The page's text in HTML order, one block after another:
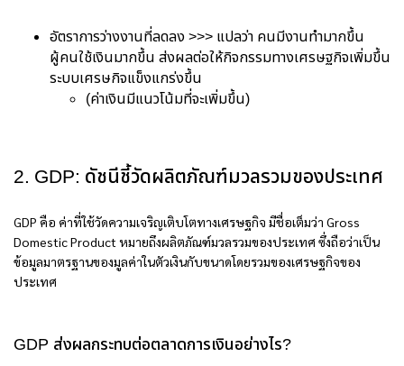
อัตราการว่างงานที่ลดลง >>> แปลว่า คนมีงานทำมากขึ้น
ผู้คนใช้เงินมากขึ้น ส่งผลต่อให้กิจกรรมทางเศรษฐกิจเพิ่มขึ้น
ระบบเศรษกิจแข็งแกร่งขึ้น
(ค่าเงินมีแนวโน้มที่จะเพิ่มขึ้น)
2. GDP: ดัชนีชี้วัดผลิตภัณฑ์มวลรวมของประเทศ
GDP คือ ค่าที่ใช้วัดความเจริญเติบโตทางเศรษฐกิจ มีชื่อเต็มว่า Gross
Domestic Product หมายถึงผลิตภัณฑ์มวลรวมของประเทศ ซึ่งถือว่าเป็น
ข้อมูลมาตรฐานของมูลค่าในตัวเงินกับขนาดโดยรวมของเศรษฐกิจของ
ประเทศ
GDP ส่งผลกระทบต่อตลาดการเงินอย่างไร?